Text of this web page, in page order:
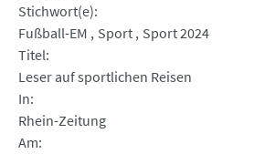
Stichwort(e)
Fußball-EM
Sport Sport 2024
Titel
Leser auf sportlichen Reisen
In
Rhein-Zeitung
Am